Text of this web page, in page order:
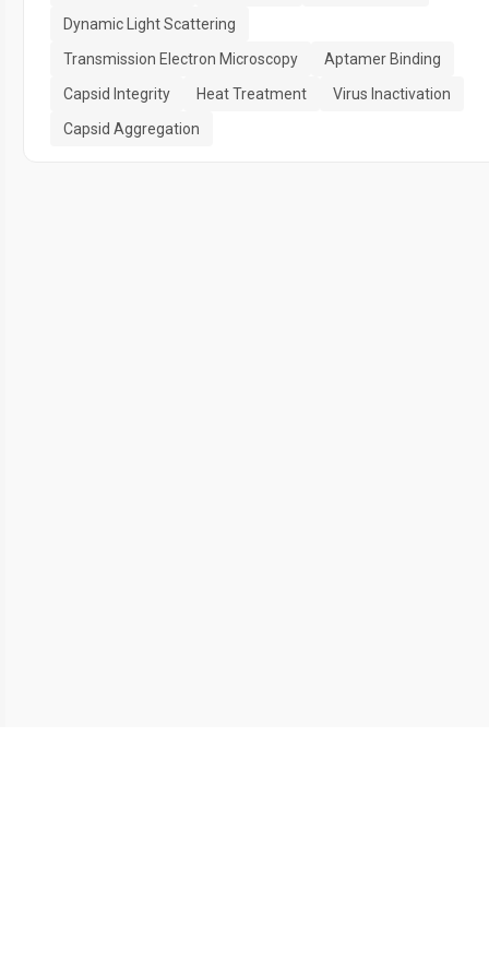
Dynamic Light Scattering
Transmission Electron Microscopy
Aptamer Binding
Capsid Integrity
Heat Treatment
Virus Inactivation
Capsid Aggregation